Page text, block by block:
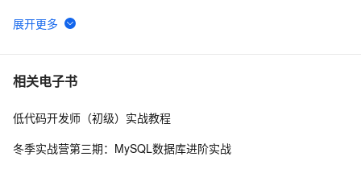
6 基于 WPF 平台的 ActiveReports Viewer控件
7 《Programming WPF》翻译 第6章 2.资源与样式
8 WPF4字体改善
相关电子书
低代码开发师（初级）实战教程
冬季实战营第三期：MySQL数据库进阶实战